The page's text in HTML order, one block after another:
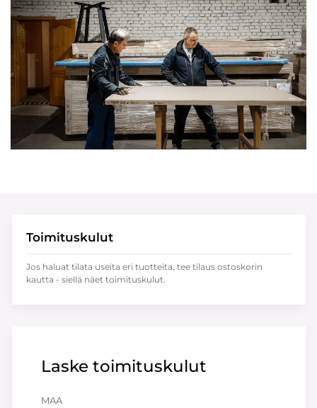
Laske toimituskulut
MAA
Toimituskulut
Jos haluat tilata useita eri tuotteita, tee tilaus ostoskorin
kautta - siellä näet toimituskulut.